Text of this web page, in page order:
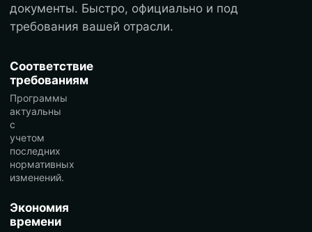
документы. Быстро, официально и под
требования вашей отрасли.
Соответствие
требованиям
Программы
актуальны
с
учетом
последних
нормативных
изменений.
Экономия
времени